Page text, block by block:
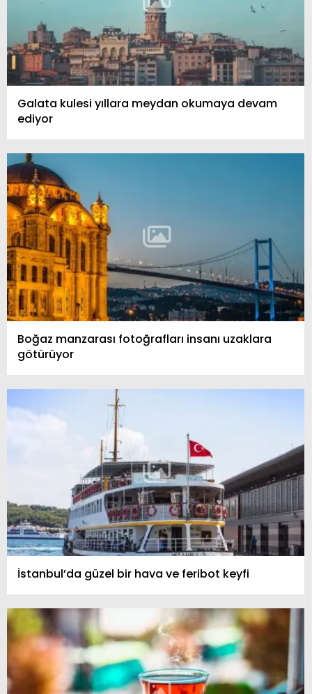
Galata kulesi yıllara meydan okumaya devam
ediyor
Boğaz manzarası fotoğrafları insanı uzaklara
götürüyor
İstanbul’da güzel bir hava ve feribot keyfi